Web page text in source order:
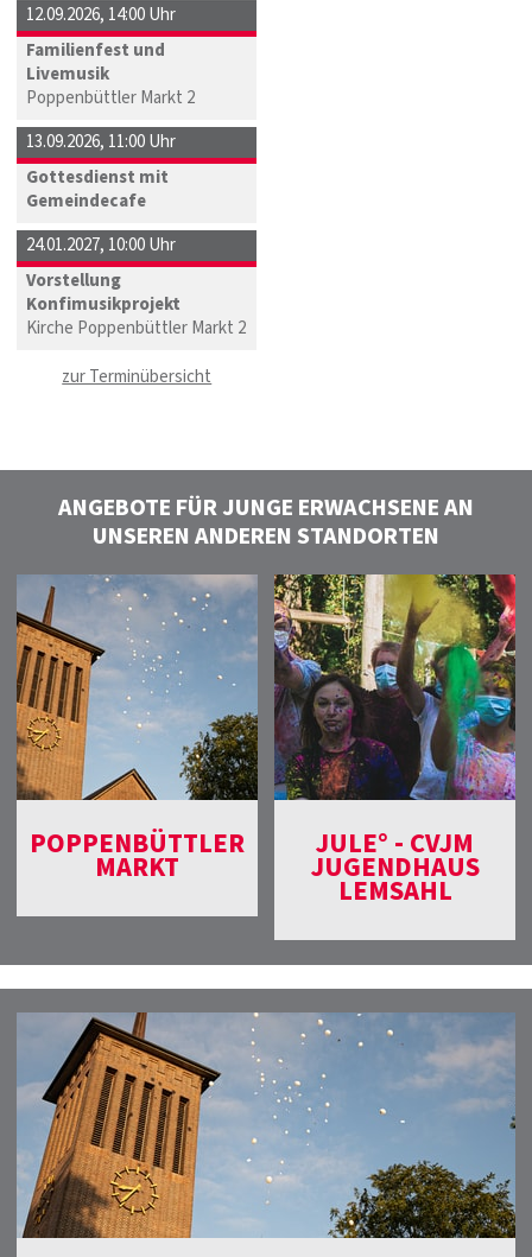
12.09.2026, 14:00 Uhr
Familienfest und
Livemusik
Poppenbüttler Markt 2
13.09.2026, 11:00 Uhr
Gottesdienst mit
Gemeindecafe
24.01.2027, 10:00 Uhr
Vorstellung
Konfimusikprojekt
Kirche Poppenbüttler Markt 2
zur Terminübersicht
ANGEBOTE FÜR JUNGE ERWACHSENE AN
UNSEREN ANDEREN STANDORTEN
POPPENBÜTTLER
MARKT
JULE° - CVJM
JUGENDHAUS
LEMSAHL